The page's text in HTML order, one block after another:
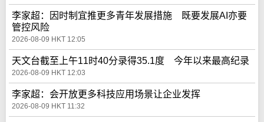
李家超：因时制宜推更多青年发展措施 既要发展AI亦要
管控风险
2026-08-09 HKT 12:05
天文台截至上午11时40分录得35.1度 今年以来最高纪录
2026-08-09 HKT 12:03
李家超：会开放更多科技应用场景让企业发挥
2026-08-09 HKT 11:32